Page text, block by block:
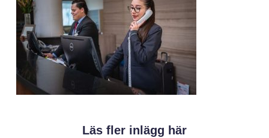
Läs fler inlägg här